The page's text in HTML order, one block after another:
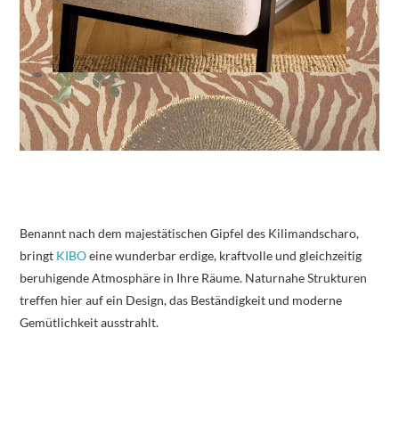
Benannt nach dem majestätischen Gipfel des Kilimandscharo,
bringt KIBOeine wunderbar erdige, kraftvolle und gleichzeitig
beruhigende Atmosphäre in Ihre Räume. Naturnahe Strukturen
treffen hier auf ein Design, das Beständigkeit und moderne
Gemütlichkeit ausstrahlt.